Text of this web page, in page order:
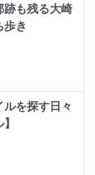
跡も残る大崎
歩き
を探す日々